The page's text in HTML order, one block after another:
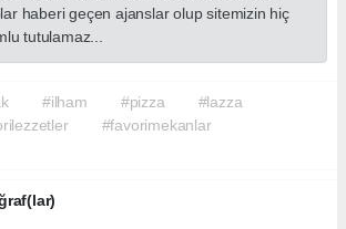
haberi geçen ajanslar olup sitemizin hiç
tutulamaz...
#ilham #pizza
#lazza
#favorimekanlar